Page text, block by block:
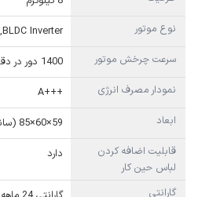
نوع موتور
BLDC Inverter, موتور تسمه ای
سرعت چرخش موتور
1400 دور در دقیقه
نمودار مصرف انرژی
+++A
ابعاد
59×60×85 (سانتیمتر)
قابلیت اضافه کردن
لباس حین کار
دارد
گارانتی